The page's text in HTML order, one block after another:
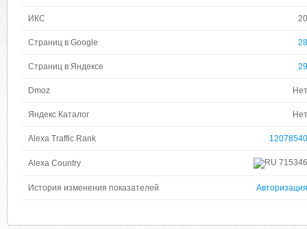
ИКС 20
Страниц в Google 28
Страниц в Яндексе 29
Dmoz Нет
Яндекс Каталог Нет
Alexa Traffic Rank 12078540
Alexa Country 715346
История изменения показателей Авторизация